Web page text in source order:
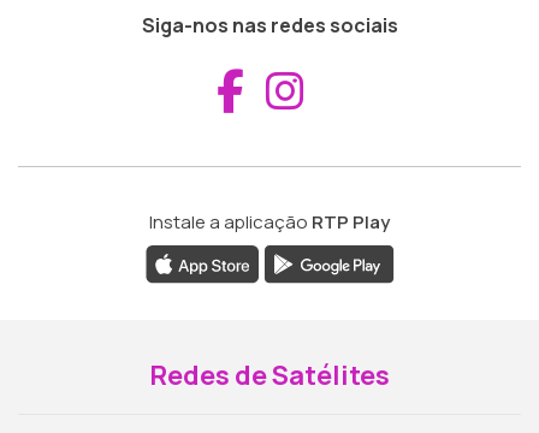
Siga-nos nas redes sociais
Aceder ao
Instale a aplicação RTP Play
Redes de Satélites